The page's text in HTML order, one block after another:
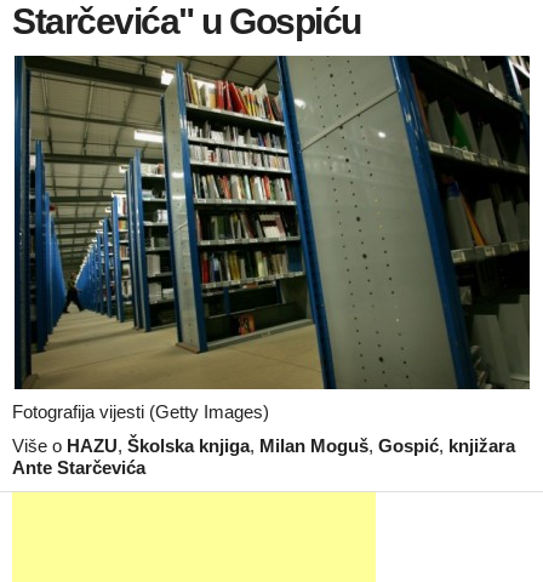
Starčevića" u Gospiću
Fotografija vijesti (Getty Images)
Više o HAZU, Školska knjiga, Milan Moguš, Gospić, knjižara
Ante Starčevića